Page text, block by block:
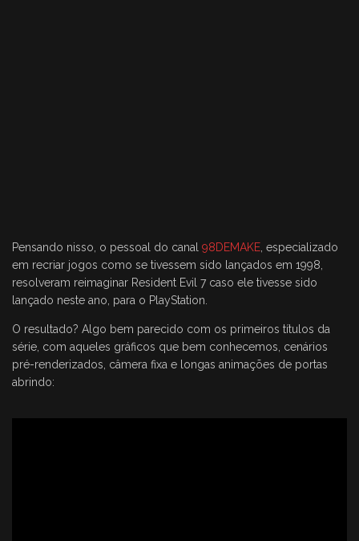
Pensando nisso, o pessoal do canal 98DEMAKE, especializado
em recriar jogos como se tivessem sido lançados em 1998,
resolveram reimaginar Resident Evil 7 caso ele tivesse sido
lançado neste ano, para o PlayStation.
O resultado? Algo bem parecido com os primeiros títulos da
série, com aqueles gráficos que bem conhecemos, cenários
pré-renderizados, câmera fixa e longas animações de portas
abrindo: